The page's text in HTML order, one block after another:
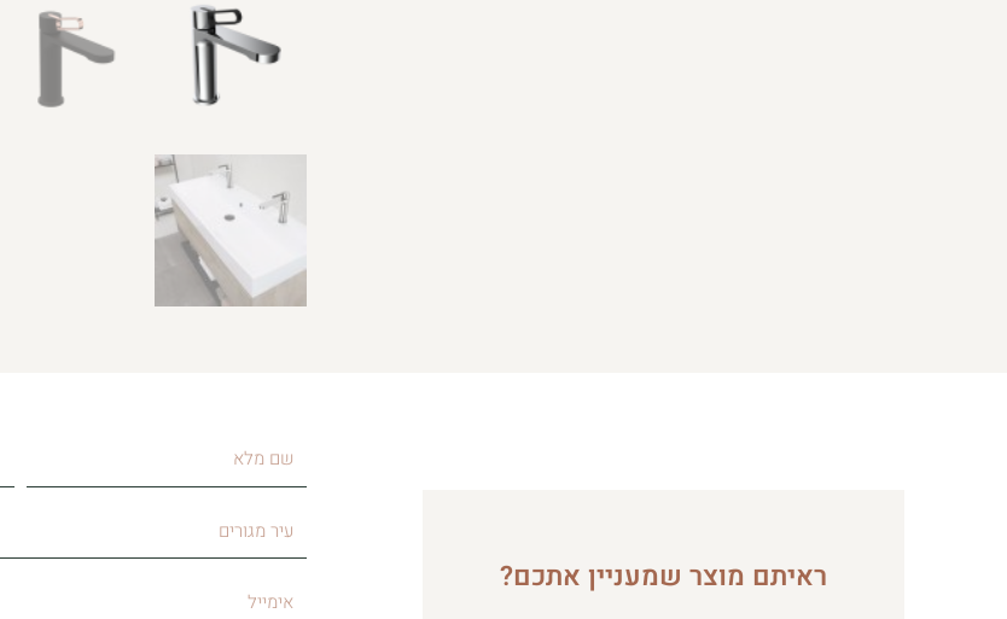
ראיתם מוצר שמעניין אתכם?